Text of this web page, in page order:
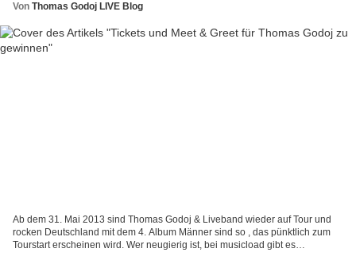
Von Thomas Godoj LIVE Blog
Ab dem 31. Mai 2013 sind Thomas Godoj & Liveband wieder auf Tour und
rocken Deutschland mit dem 4. Album Männer sind so , das pünktlich zum
Tourstart erscheinen wird. Wer neugierig ist, bei musicload gibt es